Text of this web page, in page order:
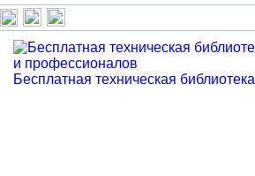
Бесплатная техническая библиотека